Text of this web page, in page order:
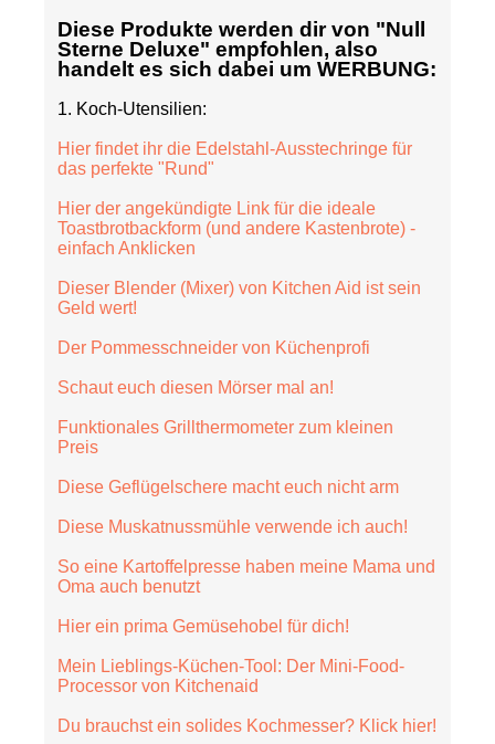
Diese Produkte werden dir von "Null
Sterne Deluxe" empfohlen, also
handelt es sich dabei um WERBUNG:
1. Koch-Utensilien:
Hier findet ihr die Edelstahl-Ausstechringe für
das perfekte "Rund"
Hier der angekündigte Link für die ideale
Toastbrotbackform (und andere Kastenbrote) -
einfach Anklicken
Dieser Blender (Mixer) von Kitchen Aid ist sein
Geld wert!
Der Pommesschneider von Küchenprofi
Schaut euch diesen Mörser mal an!
Funktionales Grillthermometer zum kleinen
Preis
Diese Geflügelschere macht euch nicht arm
Diese Muskatnussmühle verwende ich auch!
So eine Kartoffelpresse haben meine Mama und
Oma auch benutzt
Hier ein prima Gemüsehobel für dich!
Mein Lieblings-Küchen-Tool: Der Mini-Food-
Processor von Kitchenaid
Du brauchst ein solides Kochmesser? Klick hier!